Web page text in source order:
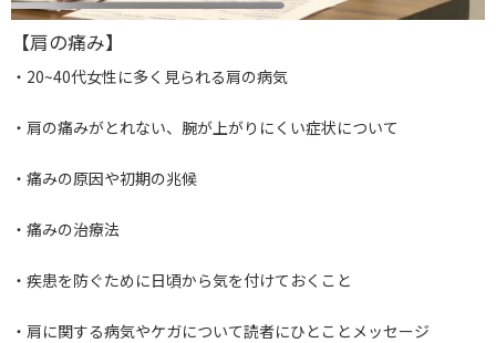
【肩の痛み】
・20~40代女性に多く見られる肩の病気
・肩の痛みがとれない、腕が上がりにくい症状について
・痛みの原因や初期の兆候
・痛みの治療法
・疾患を防ぐために日頃から気を付けておくこと
・肩に関する病気やケガについて読者にひとことメッセージ